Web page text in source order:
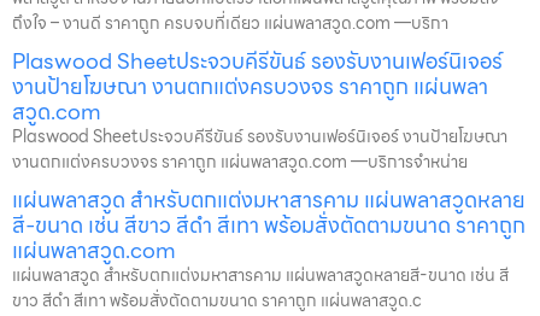
ถึงใจ – งานดี ราคาถูก ครบจบที่เดียว แผ่นพลาสวูด.com —บริกา
Plaswood Sheetประจวบคีรีขันธ์ รองรับงานเฟอร์นิเจอร์
งานป้ายโฆษณา งานตกแต่งครบวงจร ราคาถูก แผ่นพลา
สวูด.com
Plaswood Sheetประจวบคีรีขันธ์ รองรับงานเฟอร์นิเจอร์ งานป้ายโฆษณา
งานตกแต่งครบวงจร ราคาถูก แผ่นพลาสวูด.com —บริการจำหน่าย
แผ่นพลาสวูด สำหรับตกแต่งมหาสารคาม แผ่นพลาสวูดหลาย
สี-ขนาด เช่น สีขาว สีดำ สีเทา พร้อมสั่งตัดตามขนาด ราคาถูก
แผ่นพลาสวูด.com
แผ่นพลาสวูด สำหรับตกแต่งมหาสารคาม แผ่นพลาสวูดหลายสี-ขนาด เช่น สี
ขาว สีดำ สีเทา พร้อมสั่งตัดตามขนาด ราคาถูก แผ่นพลาสวูด.c